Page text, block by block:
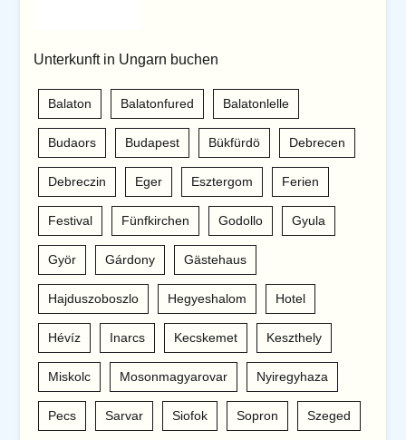
Unterkunft in Ungarn buchen
Balaton Balatonfured Balatonlelle
Budaors Budapest Bükfürdö Debrecen
Debreczin Eger Esztergom Ferien
Festival Fünfkirchen Godollo Gyula
Györ Gárdony Gästehaus
Hajduszoboszlo Hegyeshalom Hotel
Hévíz Inarcs Kecskemet Keszthely
Miskolc Mosonmagyarovar Nyiregyhaza
Pecs Sarvar Siofok Sopron Szeged